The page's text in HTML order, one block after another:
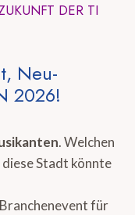
DER TI
Neu-
2026!
. Welchen
Stadt könnte
für